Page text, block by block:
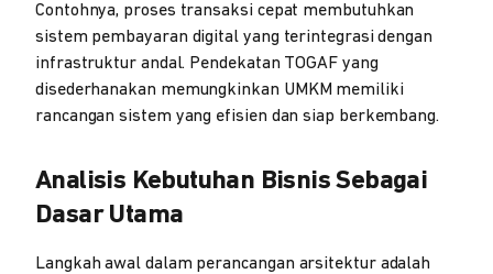
Contohnya, proses transaksi cepat membutuhkan
sistem pembayaran digital yang terintegrasi dengan
infrastruktur andal. Pendekatan TOGAF yang
disederhanakan memungkinkan UMKM memiliki
rancangan sistem yang efisien dan siap berkembang.
Analisis Kebutuhan Bisnis Sebagai
Dasar Utama
Langkah awal dalam perancangan arsitektur adalah